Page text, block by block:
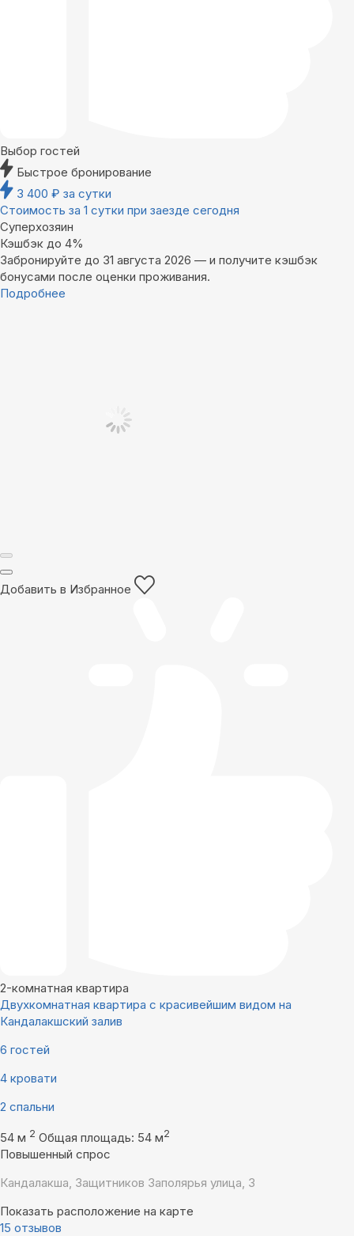
Выбор гостей
Быстрое бронирование
3 400 ₽ за сутки
Стоимость за 1 сутки при заезде сегодня
Суперхозяин
Кэшбэк до 4%
Забронируйте до 31 августа 2026 — и получите кэшбэк
бонусами после оценки проживания.
Подробнее
Добавить в Избранное
2-комнатная квартира
Двухкомнатная квартира с красивейшим видом на
Кандалакшский залив
6 гостей
4 кровати
2 спальни
54 м 2 Общая площадь: 54 м2
Повышенный спрос
Кандалакша, Защитников Заполярья улица, 3
Показать расположение на карте
15 отзывов